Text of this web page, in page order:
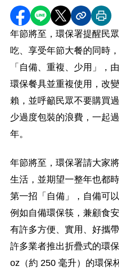
分享至 Facebook
分享到 LINE
分享到 X分享內容
列印
年節將至，環保署提醒民
吃、享受年節大餐的同時
「自備、重複、少用」，
環保餐具並重複使用，改
賴，並呼籲民眾不要購買
少過度包裝的浪費，一起
年。
年節將至，環保署請大家
生活，並期望一整年也都
第一招「自備」，自備可
例如自備環保筷，兼顧食
有許多方便、實用、好攜
許多業者推出折疊式的環
oz（約 250 毫升）的環保